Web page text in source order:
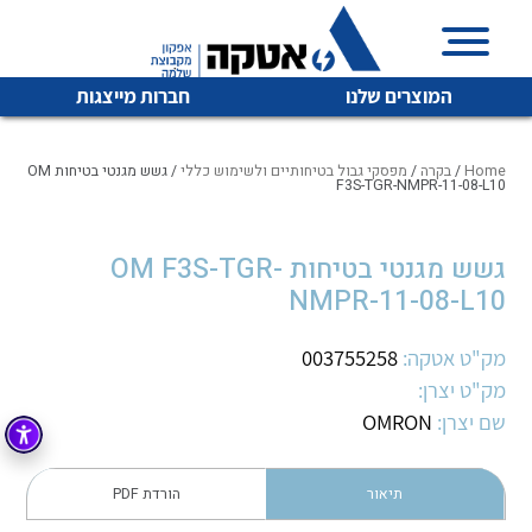
המוצרים שלנו חברות מייצגות
איכות | שרות | זמינות
אטקה בע”מ היא החברה הגדולה והמובילה בישראל בשיווק
מיתוג, בקרה , ואינסטלציה חשמלית ופעילה ב7 תחומים:
חשמל
קופסאות וארונות לחשמל, בקרה ואלקטרוניקה
לכל מוצרי היצרן לכל מוצרי היצרן
לכל מוצרי היצרן לכל מוצרי היצרן
Home
/בקרה / מפסקי גבול בטיחותיים ולשימוש כללי / גשש מגנטי בטיחות OM
F3S-TGR-NMPR-11-08-L10
גשש מגנטי בטיחות OM F3S-TGR-
NMPR-11-08-L10
מק"ט אטקה: 003755258
מק"ט יצרן:
שם יצרן: OMRON
תיאור הורדת PDF